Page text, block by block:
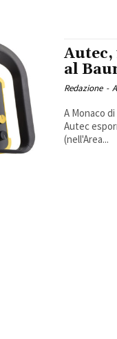
Autec,
al
Redazione -
A Monaco
Autec
(nell'Area...